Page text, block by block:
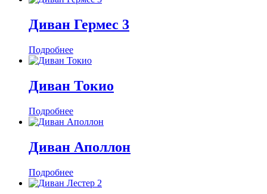
Диван Гермес 3
Подробнее
Диван Токио
Подробнее
Диван Аполлон
Подробнее